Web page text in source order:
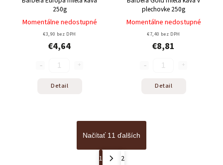
250g
Momentálne nedostupné
€3,90 bez DPH
€4,64
Detail
plechovke 250g
Momentálne nedostupné
€7,40 bez DPH
€8,81
Detail
Načítať 11 ďalších
1
2